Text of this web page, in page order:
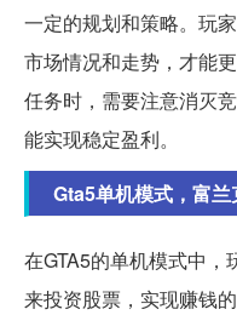
一定的规划和策略。玩
市场情况和走势，才能
任务时，需要注意消灭
能实现稳定盈利。
Gta5单机模式，富
在GTA5的单机模式中
来投资股票，实现赚钱